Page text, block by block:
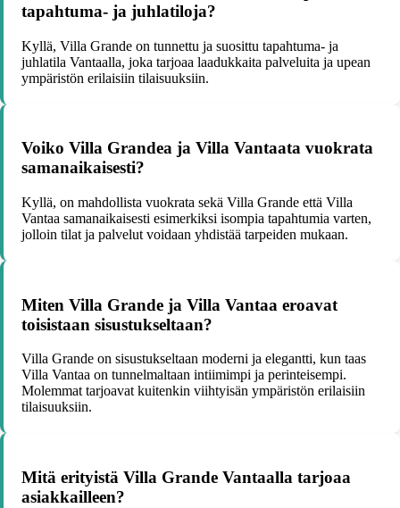
tapahtuma- ja juhlatiloja?
Kyllä, Villa Grande on tunnettu ja suosittu tapahtuma- ja
juhlatila Vantaalla, joka tarjoaa laadukkaita palveluita ja upean
ympäristön erilaisiin tilaisuuksiin.
Voiko Villa Grandea ja Villa Vantaata vuokrata
samanaikaisesti?
Kyllä, on mahdollista vuokrata sekä Villa Grande että Villa
Vantaa samanaikaisesti esimerkiksi isompia tapahtumia varten,
jolloin tilat ja palvelut voidaan yhdistää tarpeiden mukaan.
Miten Villa Grande ja Villa Vantaa eroavat
toisistaan sisustukseltaan?
Villa Grande on sisustukseltaan moderni ja elegantti, kun taas
Villa Vantaa on tunnelmaltaan intiimimpi ja perinteisempi.
Molemmat tarjoavat kuitenkin viihtyisän ympäristön erilaisiin
tilaisuuksiin.
Mitä erityistä Villa Grande Vantaalla tarjoaa
asiakkailleen?